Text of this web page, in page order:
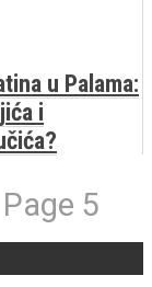
u Palama:
i
Page 5